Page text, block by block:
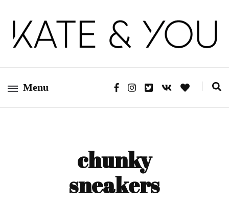
Kate&You
Menu
chunky
sneakers